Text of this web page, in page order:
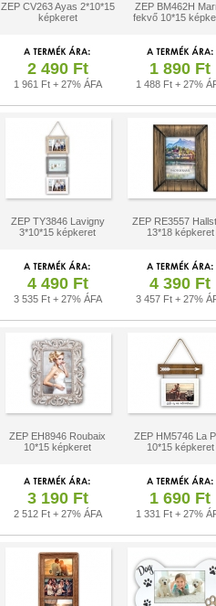
ZEP CV263 Ayas 2*10*15
képkeret
ZEP BM462H
fekvő 10*15
2 490 Ft
1 961 Ft + 27% ÁFA
1 890 Ft
1 488 Ft + 27%
ZEP TY3846 Lavigny
3*10*15 képkeret
ZEP RE3557
13*18 képkeret
4 490 Ft
3 535 Ft + 27% ÁFA
4 390 Ft
3 457 Ft + 27%
ZEP EH8946 Roubaix
10*15 képkeret
ZEP HM5746 La
10*15 képkeret
3 190 Ft
2 512 Ft + 27% ÁFA
1 690 Ft
1 331 Ft + 27%